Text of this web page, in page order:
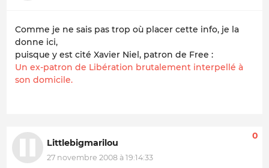
Comme je ne sais pas trop où placer cette info, je la
donne ici,
puisque y est cité Xavier Niel, patron de Free :
Un ex-patron de Libération brutalement interpellé à
son domicile.
Littlebigmarilou
27 novembre 2008 à 19:14:33
0